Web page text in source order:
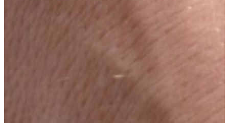
Boordevol inspiratie, landelijke keukens, trends en praktische tips